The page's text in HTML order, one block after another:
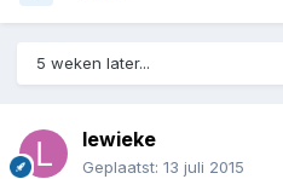
5 weken later...
lewieke
Geplaatst: 13 juli 2015